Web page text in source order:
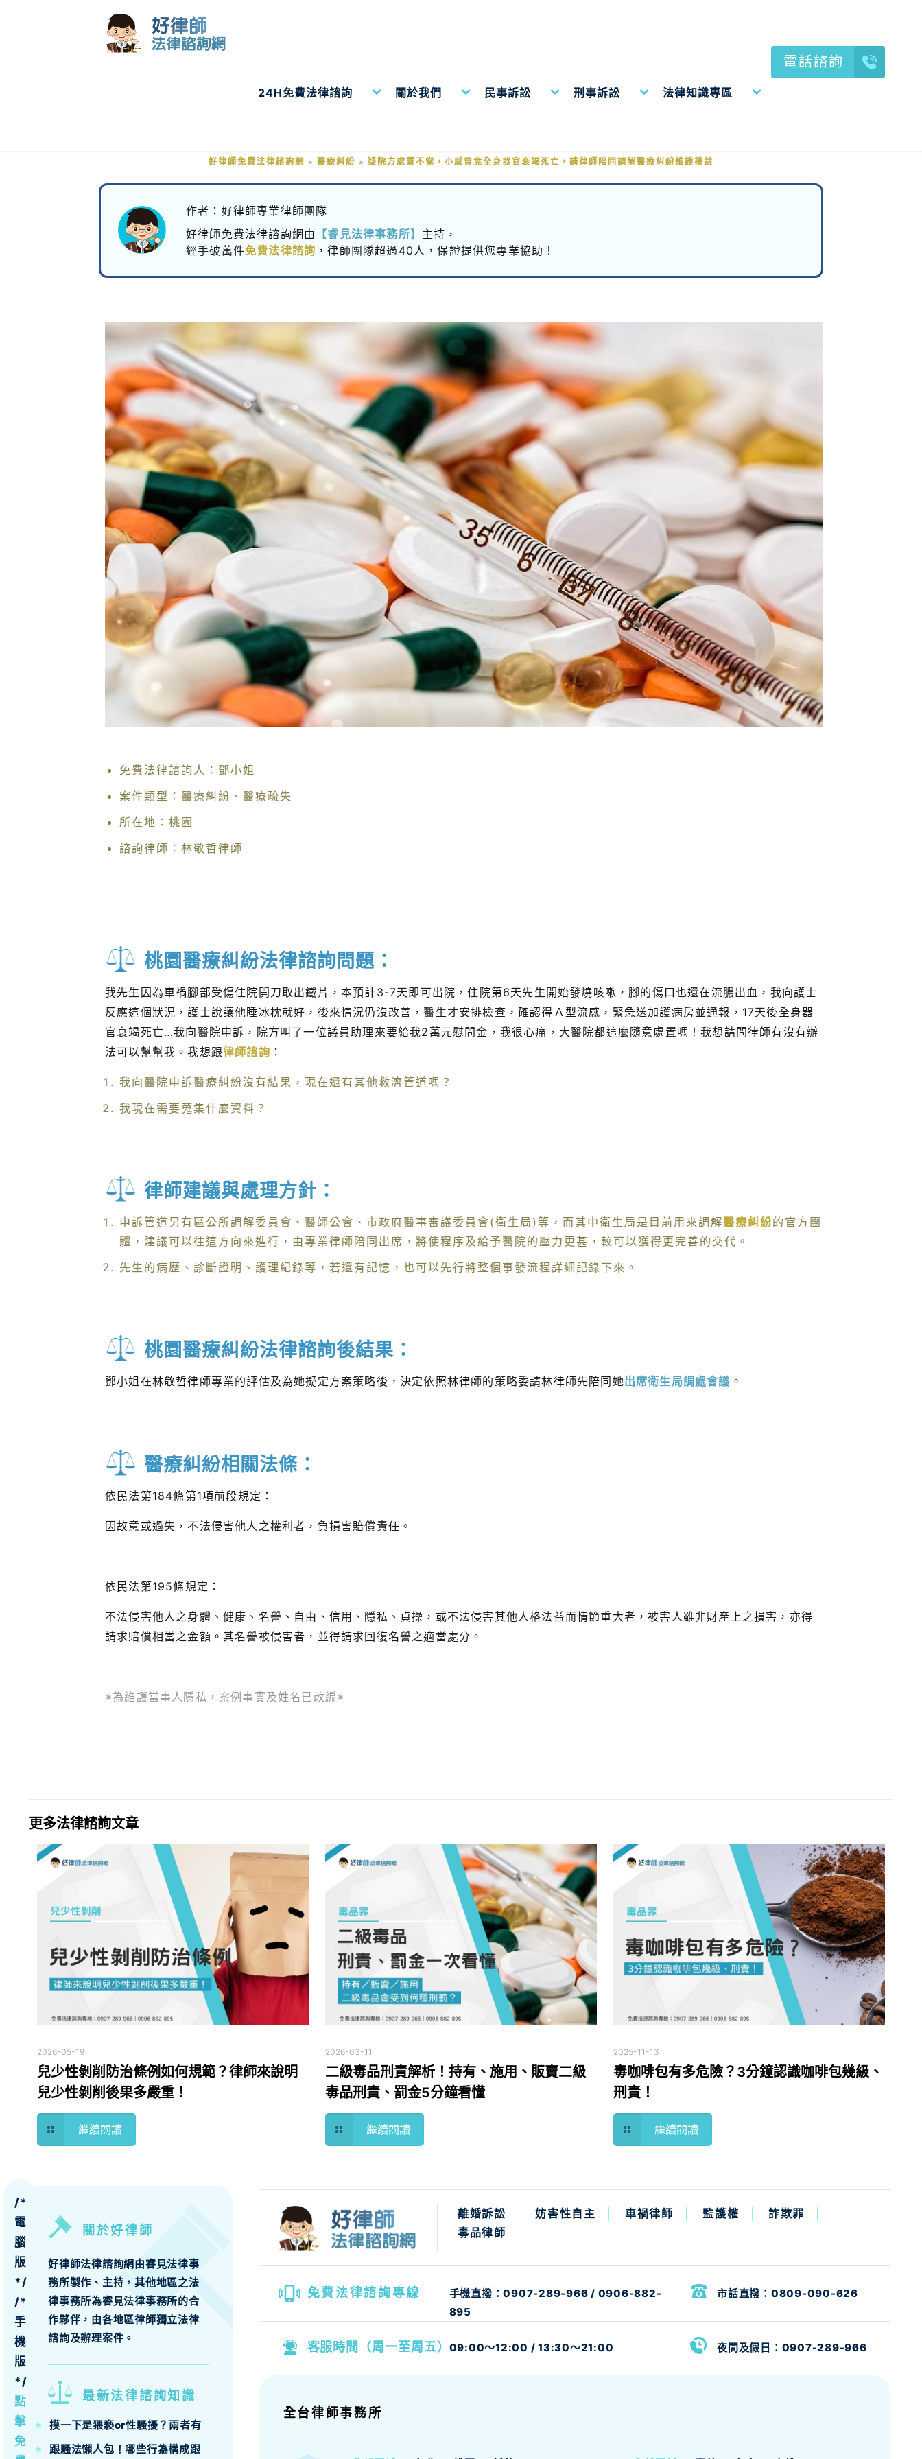
24H免費法律諮詢 關於我們 民事訴訟 刑事訴訟 法律知識專區
電話諮詢
好律師免費法律諮詢網 » 醫療糾紛 » 疑院方處置不當，小感冒竟全身器官衰竭死亡，請律師陪同調解醫療糾紛維護權益
作者：好律師專業律師團隊
好律師免費法律諮詢網由
【睿見法律事務所】 主持，
經手破萬件免費法律諮詢 ，律師團隊超過40人，保證提供您專業協助！
免費法律諮詢人：鄧小姐
案件類型：醫療糾紛、醫療疏失
所在地：桃園
諮詢律師：林敬哲律師
桃園醫療糾紛法律諮詢問題：
我先生因為車禍腳部受傷住院開刀取出鐵片，本預計3-7天即可出院，住院第6天先生開始發燒咳嗽，腳的傷口也還在流膿出血，我向護士
反應這個狀況，護士說讓他睡冰枕就好，後來情況仍沒改善，醫生才安排檢查，確認得Ａ型流感，緊急送加護病房並通報，17天後全身器
官衰竭死亡…我向醫院申訴，院方叫了一位議員助理來要給我2萬元慰問金，我很心痛，大醫院都這麼隨意處置嗎！我想請問律師有沒有辦
法可以幫幫我。我想跟律師諮詢 ：
我向醫院申訴醫療糾紛沒有結果，現在還有其他救濟管道嗎？
我現在需要蒐集什麼資料？
律師建議與處理方針：
申訴管道另有區公所調解委員會、醫師公會、市政府醫事審議委員會(衛生局)等，而其中衛生局是目前用來調解醫療糾紛的官方團
體，建議可以往這方向來進行，由專業律師陪同出席，將使程序及給予醫院的壓力更甚，較可以獲得更完善的交代。
先生的病歷、診斷證明、護理紀錄等，若還有記憶，也可以先行將整個事發流程詳細記錄下來。
桃園醫療糾紛法律諮詢後結果：
鄧小姐在林敬哲律師專業的評估及為她擬定方案策略後，決定依照林律師的策略委請林律師先陪同她出席衛生局調處會議 。
醫療糾紛相關法條：
依民法第184條第1項前段規定：
因故意或過失，不法侵害他人之權利者，負損害賠償責任。
依民法第195條規定：
不法侵害他人之身體、健康、名譽、自由、信用、隱私、貞操，或不法侵害其他人格法益而情節重大者，被害人雖非財產上之損害，亦得
請求賠償相當之金額。其名譽被侵害者，並得請求回復名譽之適當處分。
※為維護當事人隱私，案例事實及姓名已改編※
更多法律諮詢文章
2026-05-19
兒少性剝削防治條例如何規範？律師來說明
兒少性剝削後果多嚴重！
繼續閱讀
2026-03-11
二級毒品刑責解析！持有、施用、販賣二級
毒品刑責、罰金5分鐘看懂
繼續閱讀
2025-11-13
毒咖啡包有多危險？3分鐘認識咖啡包幾級、
刑責！
繼續閱讀
/*
電
腦
版
*/
/*
手
機
版
*/
點
擊
免
關於好律師
好律師法律諮詢網由睿見法律事
務所製作、主持，其他地區之法
律事務所為睿見法律事務所的合
作夥伴，由各地區律師獨立法律
諮詢及辦理案件。
最新法律諮詢知識
摸一下是猥褻or性騷擾？兩者有
什麼區別？
跟騷法懶人包！哪些行為構成跟
離婚訴訟 妨害性自主 車禍律師 監護權
詐欺罪
毒品律師
免費法律諮詢專線 手機直撥：0907-289-966 / 0906-882-
895
市話直撥： 0809-090-626
客服時間（周一至周五）09:00～12:00 / 13:30～21:00 夜間及假日： 0907-289-966
全台律師事務所